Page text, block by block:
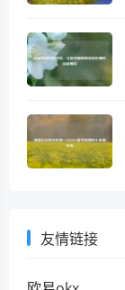
友情链接